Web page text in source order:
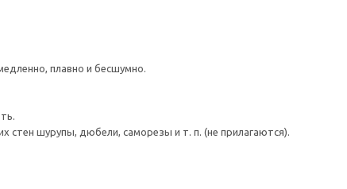
плавно и бесшумно.
шурупы, дюбели, саморезы и т. п. (не прилагаются).